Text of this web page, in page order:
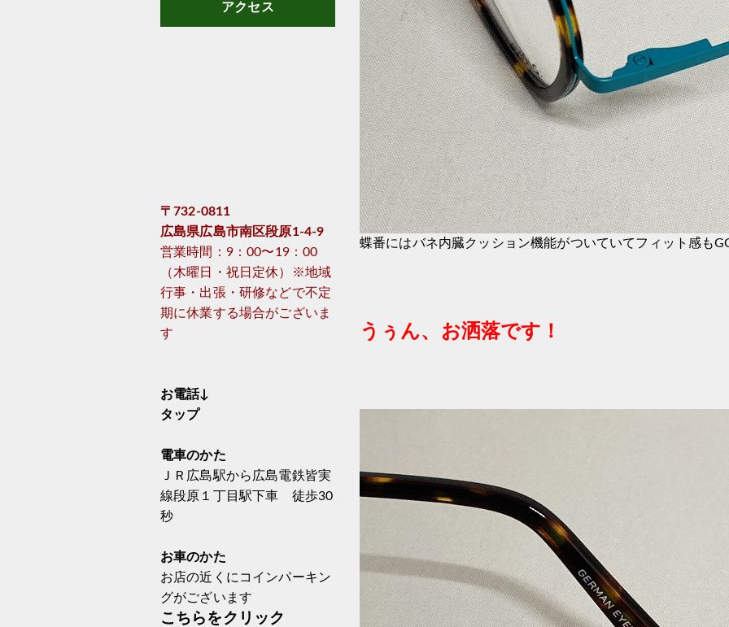
蝶番にはバネ内臓クッション機能がついていてフィット感も
うぅん、お洒落です！
アクセス
〒732-0811
広島県広島市南区段原1-4-9
営業時間：9：00〜19：00
（木曜日・祝日定休）※地域
行事・出張・研修などで不定
期に休業する場合がございま
す
お電話↓
タップ
電車のかた
ＪＲ広島駅から広島電鉄皆実
線段原１丁目駅下車 徒歩30
秒
お車のかた
お店の近くにコインパーキン
グがございます
こちらをクリック